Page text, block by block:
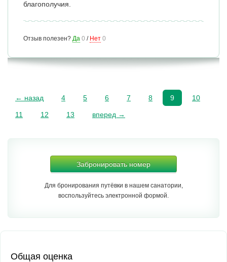
благополучия.
Отзыв полезен? Да 0 / Нет 0
← назад 4 5 6 7 8 9 10
11 12 13 вперед →
Забронировать номер
Для бронирования путёвки в нашем санатории,
воспользуйтесь электронной формой.
Общая оценка